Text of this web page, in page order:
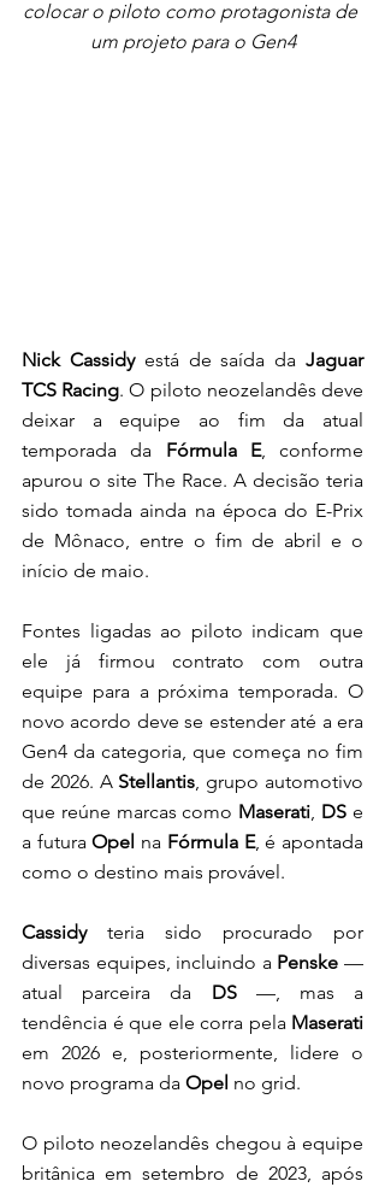
colocar o piloto como protagonista de
um projeto para o Gen4
Nick Cassidy está de saída da Jaguar
TCS Racing. O piloto neozelandês deve
deixar a equipe ao fim da atual
temporada da Fórmula E, conforme
apurou o site The Race. A decisão teria
sido tomada ainda na época do E-Prix
de Mônaco, entre o fim de abril e o
início de maio.
Fontes ligadas ao piloto indicam que
ele já firmou contrato com outra
equipe para a próxima temporada. O
novo acordo deve se estender até a era
Gen4 da categoria, que começa no fim
de 2026. A Stellantis, grupo automotivo
que reúne marcas como Maserati, DS e
a futura Opel na Fórmula E, é apontada
como o destino mais provável.
Cassidy teria sido procurado por
diversas equipes, incluindo a Penske —
atual parceira da DS —, mas a
tendência é que ele corra pela Maserati
em 2026 e, posteriormente, lidere o
novo programa da Opel no grid.
O piloto neozelandês chegou à equipe
britânica em setembro de 2023, após